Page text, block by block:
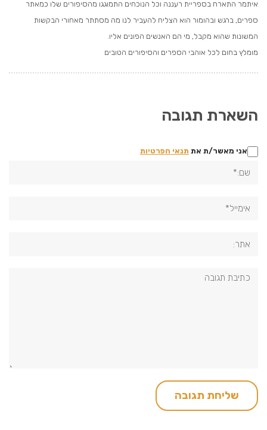
איתמר התארח בספריית רעננה וכל הנוכחים התמוגגו מהסיפורים שלו כמאתר
ספרים, ברגש ובהומור הוא הצליח להעביר לנו מה מסתתר מאחורי הבקשות
המשונות שהוא מקבל, מי הם האנשים הפונים אליו.
מומלץ בחום לכל אוהבי הספרים והסיפורים הטובים
השארת תגובה
אני מאשר/ת את תנאי הפרטיות